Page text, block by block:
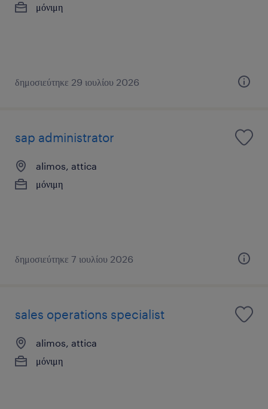
μόνιμη
δημοσιεύτηκε 29 ιουλίου 2026
sap administrator
alimos, attica
μόνιμη
δημοσιεύτηκε 7 ιουλίου 2026
sales operations specialist
alimos, attica
μόνιμη